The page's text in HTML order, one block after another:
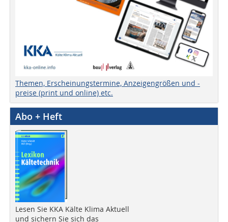
Themen, Erscheinungstermine, Anzeigengrößen und -
preise (print und online) etc.
Abo + Heft
Lesen Sie KKA Kälte Klima Aktuell
und sichern Sie sich das